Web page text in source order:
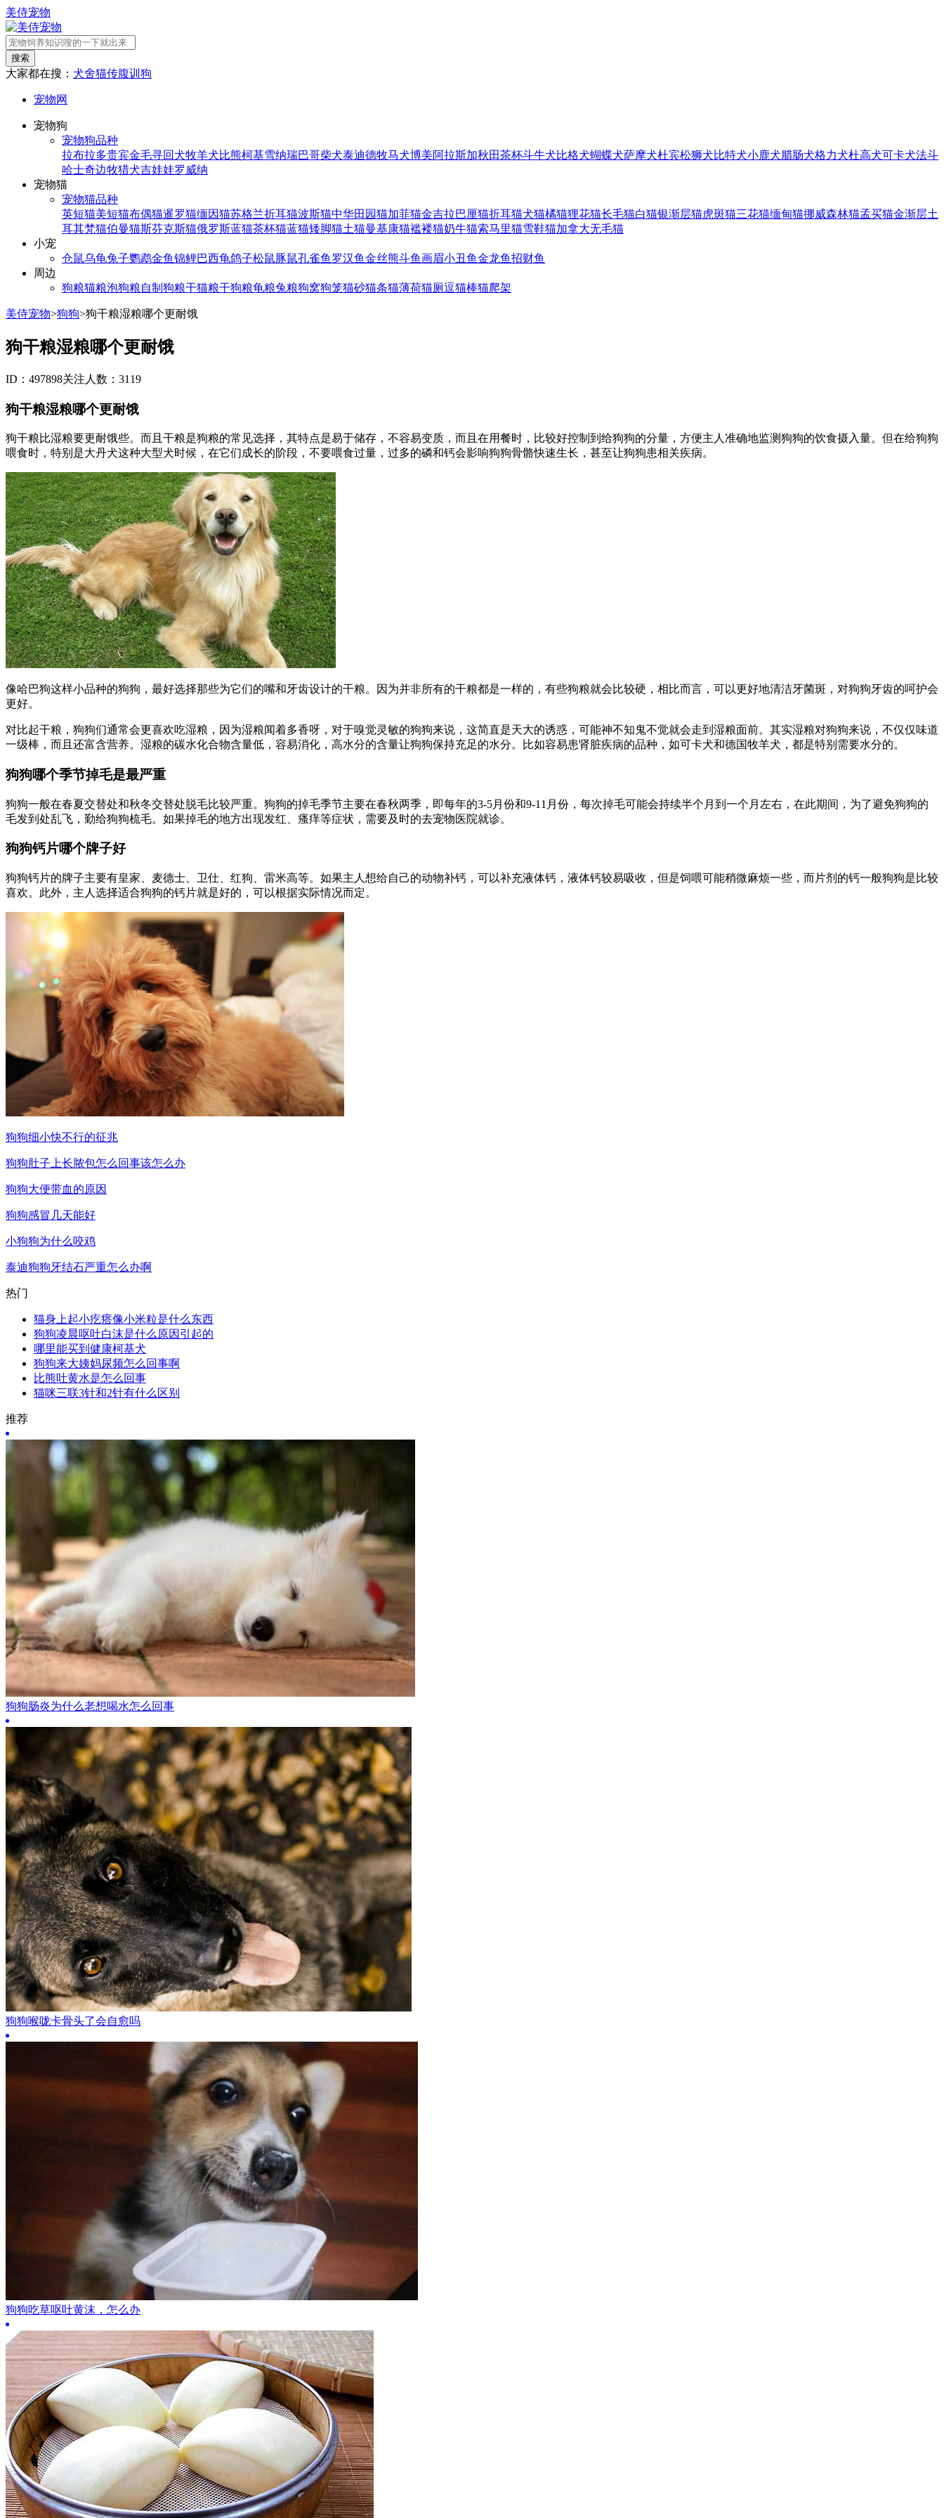
美侍宠物
搜索
大家都在搜： 犬舍猫传腹训狗
宠物网
宠物狗
宠物狗品种
拉布拉多贵宾金毛寻回犬牧羊犬比熊柯基雪纳瑞巴哥柴犬泰迪德牧马犬博美阿拉斯加秋田茶杯斗牛犬比格犬蝴蝶犬萨摩犬杜宾松狮犬比特犬小鹿犬腊肠犬格力犬杜高犬可卡犬法斗
哈士奇边牧猎犬吉娃娃罗威纳
宠物猫
宠物猫品种
英短猫美短猫布偶猫暹罗猫缅因猫苏格兰折耳猫波斯猫中华田园猫加菲猫金吉拉巴厘猫折耳猫犬猫橘猫狸花猫长毛猫白猫银渐层猫虎斑猫三花猫缅甸猫挪威森林猫孟买猫金渐层土
耳其梵猫伯曼猫斯芬克斯猫俄罗斯蓝猫茶杯猫蓝猫矮脚猫土猫曼基康猫褴褛猫奶牛猫索马里猫雪鞋猫加拿大无毛猫
小宠
仓鼠乌龟兔子鹦鹉金鱼锦鲤巴西龟鸽子松鼠豚鼠孔雀鱼 罗汉鱼金丝熊斗鱼画眉小丑鱼金龙鱼招财鱼
周边
狗粮猫粮泡狗粮自制狗粮干猫粮干狗粮龟粮兔粮狗窝狗笼猫砂猫条猫薄荷猫厕逗猫棒猫爬架
美侍宠物>狗狗>狗干粮湿粮哪个更耐饿
狗干粮湿粮哪个更耐饿
ID：497898关注人数：3119
狗干粮湿粮哪个更耐饿
狗干粮比湿粮要更耐饿些。而且干粮是狗粮的常见选择，其特点是易于储存，不容易变质，而且在用餐时，比较好控制到给狗狗的分量，方便主人准确地监测狗狗的饮食摄入量。但在给狗狗
喂食时，特别是大丹犬这种大型犬时候，在它们成长的阶段，不要喂食过量，过多的磷和钙会影响狗狗骨骼快速生长，甚至让狗狗患相关疾病。
像哈巴狗这样小品种的狗狗，最好选择那些为它们的嘴和牙齿设计的干粮。因为并非所有的干粮都是一样的，有些狗粮就会比较硬，相比而言，可以更好地清洁牙菌斑，对狗狗牙齿的呵护会
更好。
对比起干粮，狗狗们通常会更喜欢吃湿粮，因为湿粮闻着多香呀，对于嗅觉灵敏的狗狗来说，这简直是天大的诱惑，可能神不知鬼不觉就会走到湿粮面前。其实湿粮对狗狗来说，不仅仅味道
一级棒，而且还富含营养。湿粮的碳水化合物含量低，容易消化，高水分的含量让狗狗保持充足的水分。比如容易患肾脏疾病的品种，如可卡犬和德国牧羊犬，都是特别需要水分的。
狗狗哪个季节掉毛是最严重
狗狗一般在春夏交替处和秋冬交替处脱毛比较严重。狗狗的掉毛季节主要在春秋两季，即每年的3-5月份和9-11月份，每次掉毛可能会持续半个月到一个月左右，在此期间，为了避免狗狗的
毛发到处乱飞，勤给狗狗梳毛。如果掉毛的地方出现发红、瘙痒等症状，需要及时的去宠物医院就诊。
狗狗钙片哪个牌子好
狗狗钙片的牌子主要有皇家、麦德士、卫仕、红狗、雷米高等。如果主人想给自己的动物补钙，可以补充液体钙，液体钙较易吸收，但是饲喂可能稍微麻烦一些，而片剂的钙一般狗狗是比较
喜欢。此外，主人选择适合狗狗的钙片就是好的，可以根据实际情况而定。
狗狗细小快不行的征兆
狗狗肚子上长脓包怎么回事该怎么办
狗狗大便带血的原因
狗狗感冒几天能好
小狗狗为什么咬鸡
泰迪狗狗牙结石严重怎么办啊
热门
猫身上起小疙瘩像小米粒是什么东西
狗狗凌晨呕吐白沫是什么原因引起的
哪里能买到健康柯基犬
狗狗来大姨妈尿频怎么回事啊
比熊吐黄水是怎么回事
猫咪三联3针和2针有什么区别
推荐
狗狗肠炎为什么老想喝水怎么回事
狗狗喉咙卡骨头了会自愈吗
狗狗吃草呕吐黄沫，怎么办